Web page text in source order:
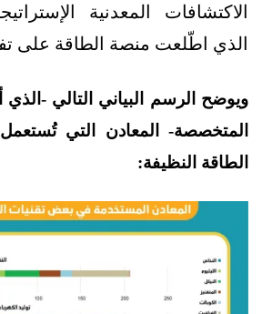
الاكتشافات المعدنية
الذي اطّلعت منصة الطاقة على
ويوضح الرسم البياني التالي -
المتخصصة- المعادن التي
الطاقة النظيفة: